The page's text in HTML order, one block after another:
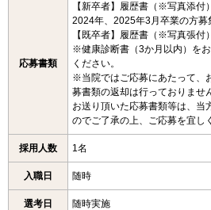
応募書類
【新卒者】履歴書（※写真添
2024年、2025年3月卒業の方募
【既卒者】履歴書（※写真張付
※健康診断書（3か月以内）を
ください。
※当院ではご応募にあたって、
募書類の返却は行っておりませ
お送り頂いた応募書類等は、当
のでご了承の上、ご応募を宜し
採用人数 1名
入職日 随時
選考日 随時実施